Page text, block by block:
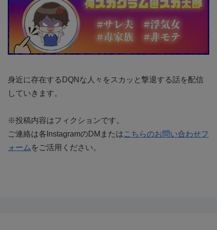
身近に存在するDQNな人々をスカッと撃退する話を配信
していきます。
※投稿内容はフィクションです。
ご連絡は各InstagramのDMまたはこちらのお問い合わせフ
ォーム をご活用ください。